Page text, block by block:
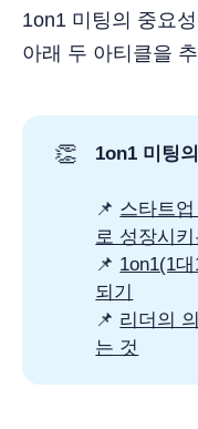
1on1 미팅의 중요
아래 두 아티클을
👏 1on1 미팅
📌 스타트
로 성장시
📌 1on1(1
되기
📌 리더의
는 것